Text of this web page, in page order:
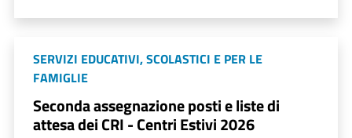
SERVIZI EDUCATIVI, SCOLASTICI E PER LE
FAMIGLIE
Seconda assegnazione posti e liste di
attesa dei CRI - Centri Estivi 2026